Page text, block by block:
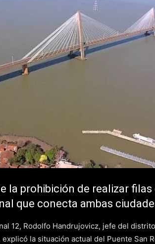
la prohibición de realizar
que conecta ambas
12, Rodolfo Handrujovicz, jefe del
la situación actual del Puente San